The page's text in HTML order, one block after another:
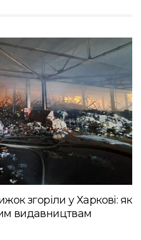
згоріли у Харкові: як
видавництвам